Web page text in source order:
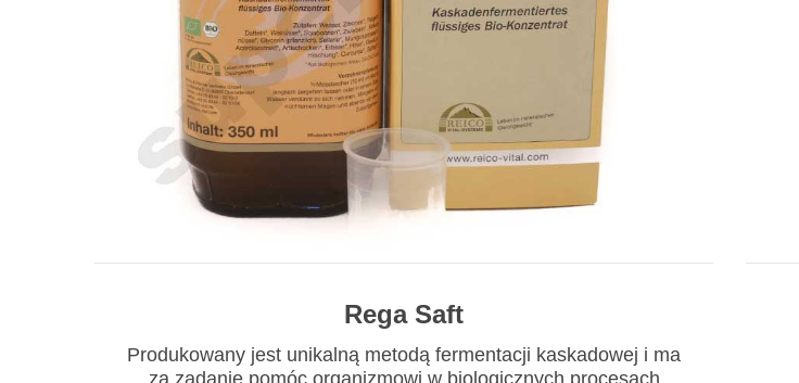
Rega Saft
Produkowany jest unikalną metodą fermentacji kaskadowej i ma